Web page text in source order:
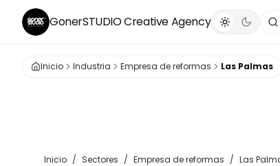
GonerSTUDIOCreative Agency
Inicio Industria Empresa de reformas Las Palmas
Inicio / Sectores / Empresa de reformas / Las